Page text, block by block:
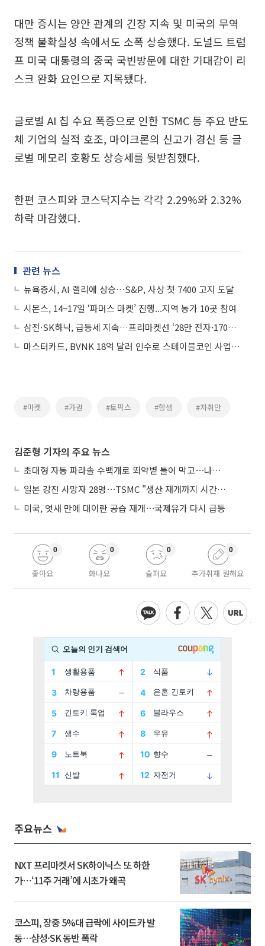
대만 증시는 양안 관계의 긴장 지속 및 미국의 무역
정책 불확실성 속에서도 소폭 상승했다. 도널드 트럼
프 미국 대통령의 중국 국빈방문에 대한 기대감이 리
스크 완화 요인으로 지목됐다.
글로벌 AI 칩 수요 폭증으로 인한 TSMC 등 주요 반도
체 기업의 실적 호조, 마이크론의 신고가 경신 등 글
로벌 메모리 호황도 상승세를 뒷받침했다.
한편 코스피와 코스닥지수는 각각 2.29%와 2.32%
하락 마감했다.
관련 뉴스
뉴욕증시, AI 랠리에 상승…S&P, 사상 첫 7400 고지 도달
시몬스, 14~17일 ‘파머스 마켓’ 진행...지역 농가 10곳 참여
삼전·SK하닉, 급등세 지속…프리마켓선 ‘28만 전자·170만 닉스’ 찍어
마스터카드, BVNK 18억 달러 인수로 스테이블코인 사업 본격 확장
#마켓 #가권 #토픽스 #항셍 #자취안
김준형 기자의 주요 뉴스
초대형 자동 파라솔 수백개로 뙤약볕 틀어 막고⋯나라별 폭염 생존법
일본 강진 사망자 28명⋯TSMC "생산 재개까지 시간 필요해"
미국, 엿새 만에 대이란 공습 재개⋯국제유가 다시 급등
좋아요
0
화나요
0
슬퍼요
0
추가취재 원해요
0
주요뉴스
NXT 프리마켓서 SK하이닉스 또 하한
가⋯‘11주 거래’에 시초가 왜곡
코스피, 장중 5%대 급락에 사이드카 발
동…삼성·SK 동반 폭락